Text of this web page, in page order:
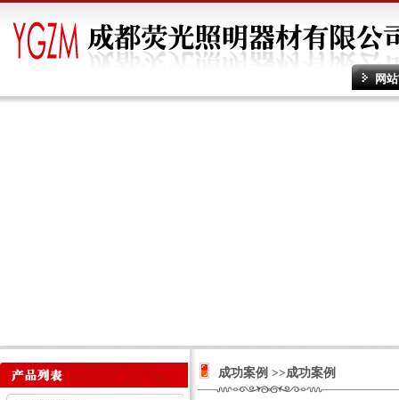
网
成功案例 >>成功案例